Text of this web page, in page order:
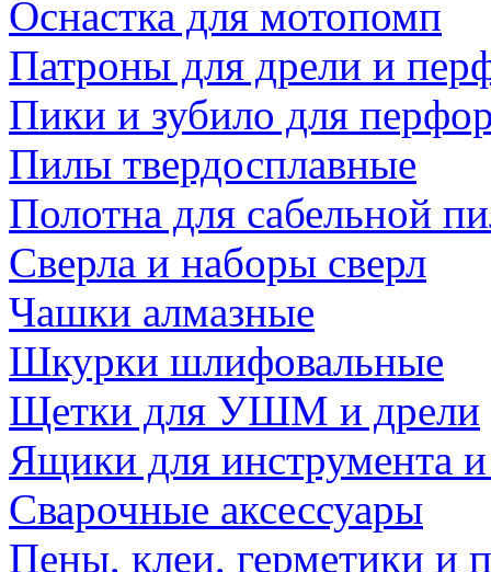
Оснастка для мотопомп
Патроны для дрели и
Пики и зубило для
Пилы твердосплавные
Полотна для сабельной
Сверла и наборы сверл
Чашки алмазные
Шкурки шлифовальные
Щетки для УШМ и дрели
Ящики для инструмента
Сварочные аксессуары
Пены, клеи, герметики и